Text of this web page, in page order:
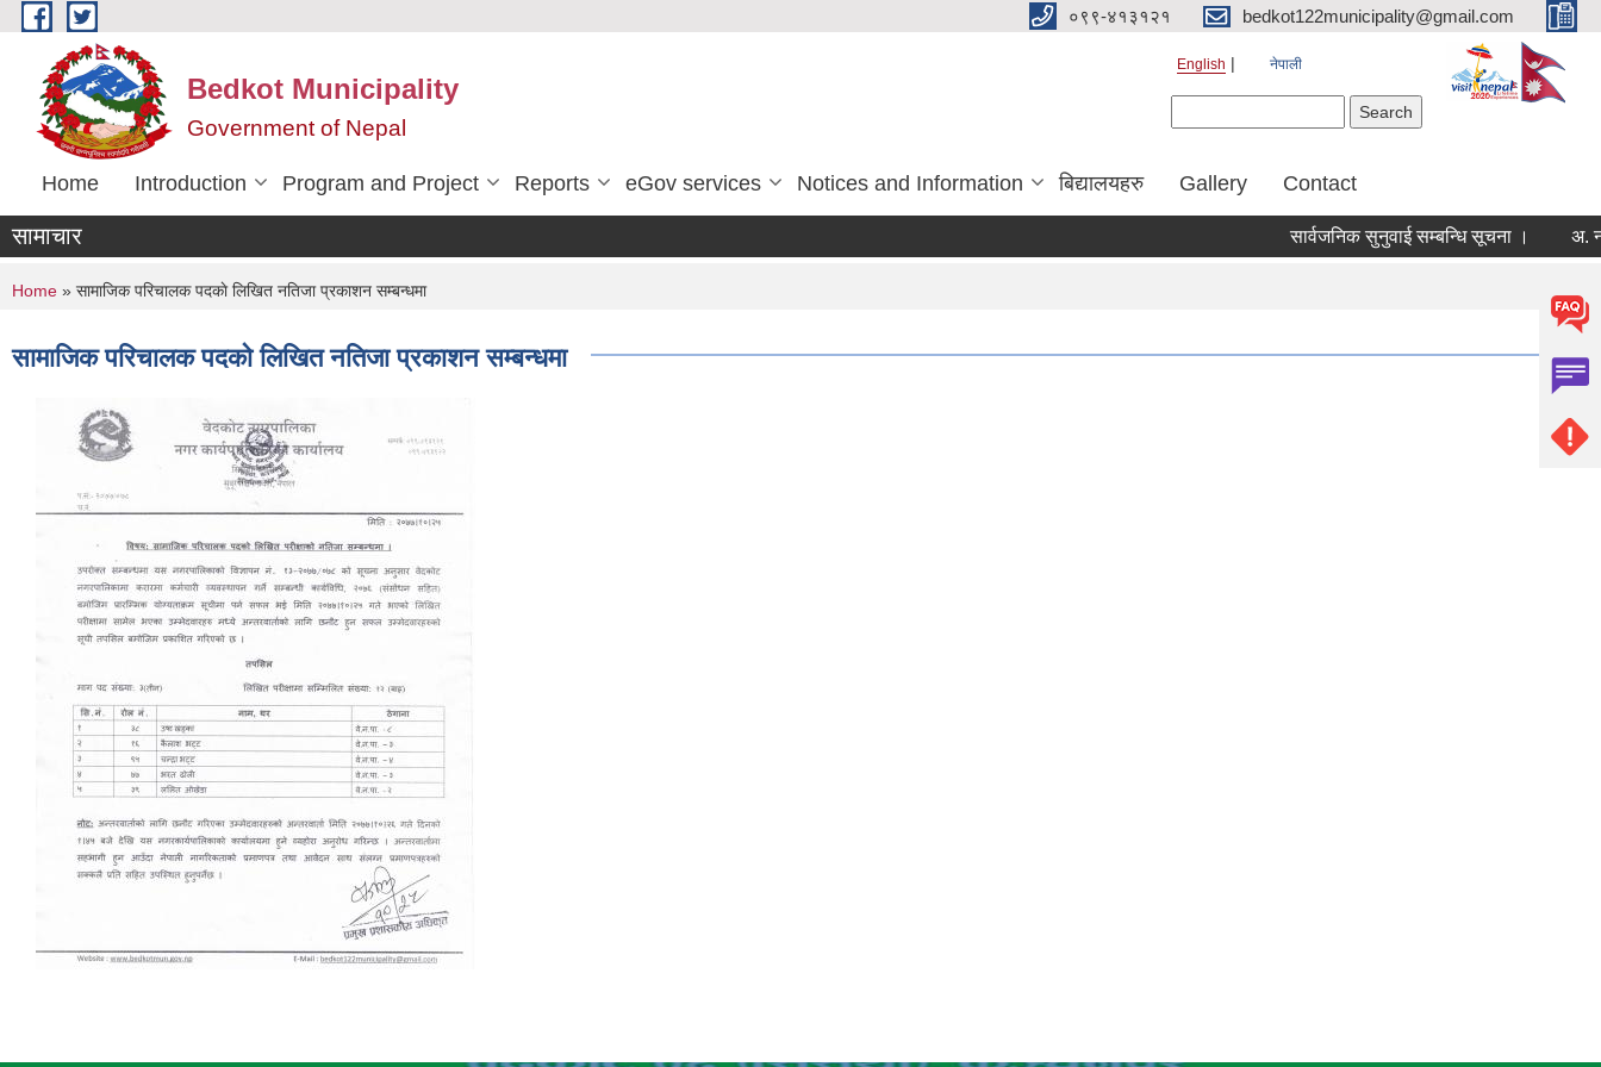
Skip to main content ०९९-४१३१२१ bedkot122municipality@gmail.com
Bedkot Municipality
Government of Nepal
English नेपाली
Home Introduction Program and Project Reports eGov services Notices and Information बिद्यालयहरु Gallery Contact
सामाचार सार्वजनिक सुनुवाई सम्बन्धि सूचना ।
You are here
Home » सामाजिक परिचालक पदकाे लिखित नतिजा प्रकाशन सम्बन्धमा
सामाजिक परिचालक पदकाे लिखित नतिजा प्रकाशन सम्बन्धमा